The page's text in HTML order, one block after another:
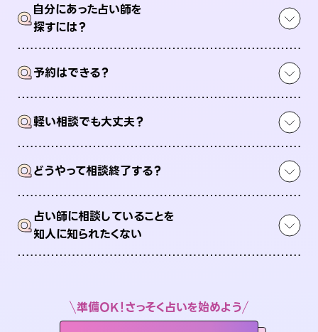
Q自分にあった占い師を
探すには？
Q予約はできる？
Q軽い相談でも大丈夫？
Qどうやって相談終了する？
Q占い師に相談していることを
知人に知られたくない
準備OK！さっそく占いを始めよう